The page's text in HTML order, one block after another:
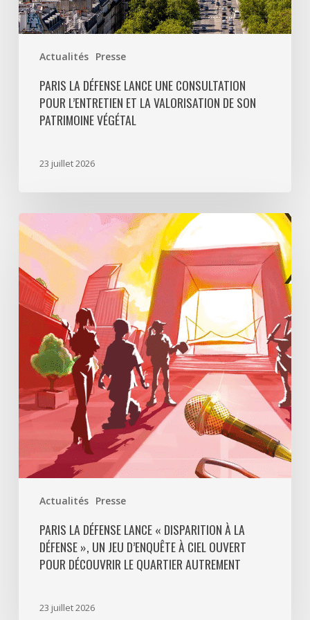
Actualités Presse
patrimoine
végétal
PARIS LA DÉFENSE LANCE UNE CONSULTATION
POUR L’ENTRETIEN ET LA VALORISATION DE SON
PATRIMOINE VÉGÉTAL
23 juillet 2026
Actualités Presse
Paris
La
Défense
lance
«
Disparition
Défense
un
jeu
d’enquête
à
ciel
découvrir
quartier
PARIS LA DÉFENSE LANCE « DISPARITION À LA
DÉFENSE », UN JEU D’ENQUÊTE À CIEL OUVERT
POUR DÉCOUVRIR LE QUARTIER AUTREMENT
23 juillet 2026